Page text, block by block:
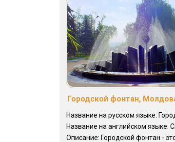
Городской фонтан,
Название на русском языке:
Название на английском языке:
Описание: Городской фонтан -